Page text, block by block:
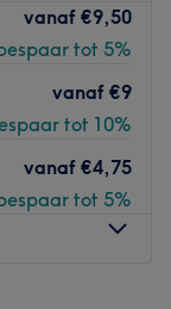
& Beauty
van Ons” in
vanaf €9,50
tot 5%
vanaf €9
tot 10%
vanaf €4,75
tot 5%